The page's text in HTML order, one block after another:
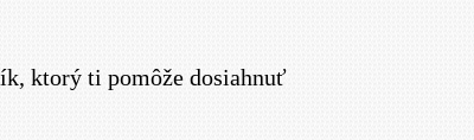
ktorý ti pomôže dosiahnuť